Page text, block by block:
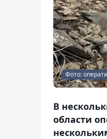
Фото:
В
области